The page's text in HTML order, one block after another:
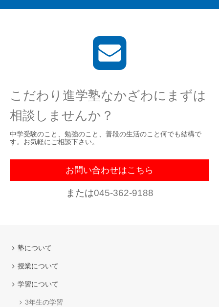
こだわり進学塾なかざわにまずは
相談しませんか？
中学受験のこと、勉強のこと、普段の生活のこと何でも結構で
す。お気軽にご相談下さい。
お問い合わせはこちら
または045-362-9188
塾について
授業について
学習について
3年生の学習